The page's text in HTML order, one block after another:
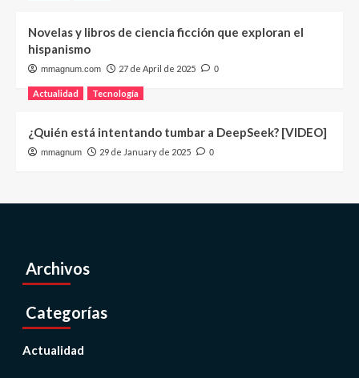
Novelas y libros de ciencia ficción que exploran el
hispanismo
mmagnum.com 27 de April de 2025 0
Actualidad Tecnología
¿Quién está intentando tumbar a DeepSeek? [VIDEO]
mmagnum 29 de January de 2025 0
Archivos
Categorías
Actualidad